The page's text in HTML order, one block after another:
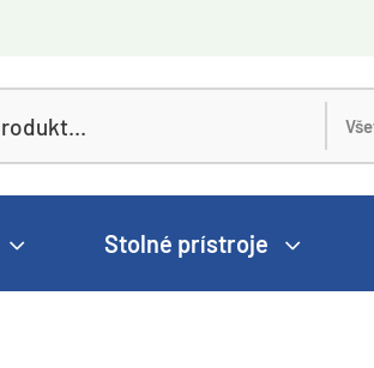
Stolné prístroje